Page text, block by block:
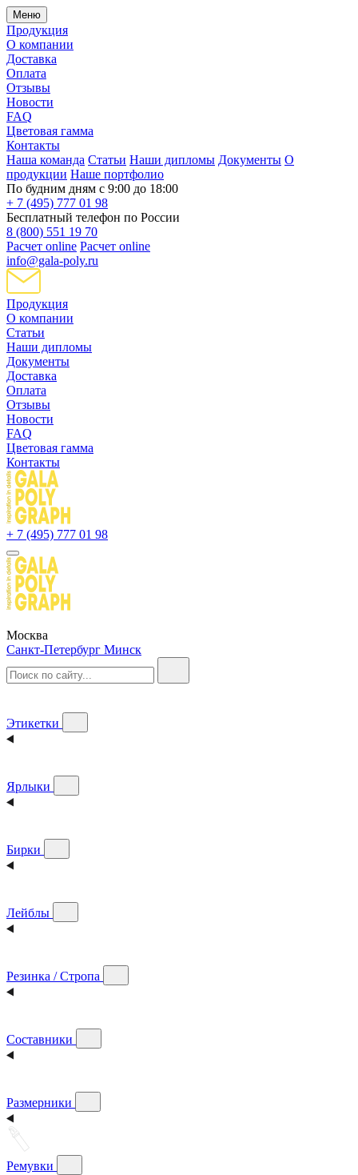
Меню
Продукция
О компании
Доставка
Оплата
Отзывы
Новости
FAQ
Цветовая гамма
Контакты
Наша команда Статьи Наши дипломы Документы О
продукции Наше портфолио
По будним дням с 9:00 до 18:00
+ 7 (495) 777 01 98
Бесплатный телефон по России
8 (800) 551 19 70
Расчет online Расчет online
info@gala-poly.ru
Продукция
О компании
Статьи
Наши дипломы
Документы
Доставка
Оплата
Отзывы
Новости
FAQ
Цветовая гамма
Контакты
+ 7 (495) 777 01 98
Москва
Санкт-Петербург Минск
Этикетки
Ярлыки
Бирки
Лейблы
Резинка / Стропа
Составники
Размерники
Ремувки